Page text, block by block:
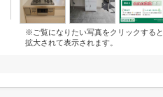
※ご覧になりたい写真をクリックすると
拡大されて表示されます。